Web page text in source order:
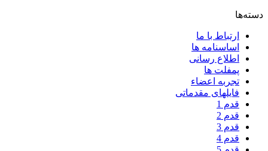
دسته‌ها
ارتباط با ما
اساسنامه ها
اطلاع رسانی
پمفلت ها
تجربه اعضاء
فایلهای مقدماتی
قدم 1
قدم 2
قدم 3
قدم 4